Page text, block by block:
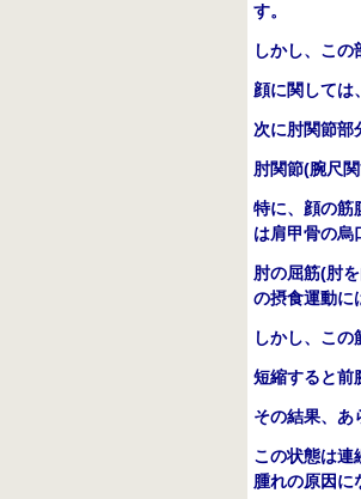
す。
しかし、こ
顔に関しては
次に肘関節部
肘関節(腕尺
特に、顔の筋
は肩甲骨の烏
肘の屈筋(肘
の摂食運動に
しかし、この
短縮すると前
その結果、あ
この状態は連
腫れの原因に